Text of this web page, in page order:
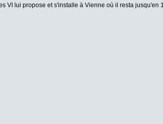
VI lui propose et s'installe à Vienne où il resta jusqu'en